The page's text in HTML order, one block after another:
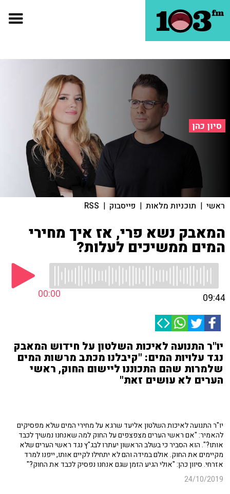
סיון כהן
ראשי | תוכניות מלאות | פייסבוק |
RSS
המאבק נשא פרי, אז איך מחירי
המים ממשיכים לעלות?
00:00 09:44
יו"ר התנועה לאיכות השלטון על חידוש המאבק
נגד עלויות המים: "קיבלנו מכתב מרשות המים
שלמרות שהם התכוננו ליישום החוק, ראשי
הערים לא עושים זאת"
יו"ר התנועה לאיכות השלטון אליעד שרגא על מחירי המים שלא מפסיקים
להאמיר: "אם ראשי הערים מצפצפים על החוק למה שאנחנו נמשיך לכבד
אותו?". הוא הסביר כי בשלב הראשון יעתרו לבג"ץ נגד ראשי הערים שלא
מקיימים את החוק. אולם במידה והם לא יתחילו לקיים אותו, ייפנו למרד
אזרחי. סיוון כהן: "אולי הגיע הזמן שגם אנחנו נפסיק לכבד את החוק?"
24/10/2019